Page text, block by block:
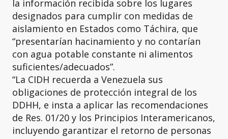
la información recibida sobre los lugares
designados para cumplir con medidas de
aislamiento en Estados como Táchira, que
“presentarían hacinamiento y no contarían
con agua potable constante ni alimentos
suficientes/adecuados”.
“La CIDH recuerda a Venezuela sus
obligaciones de protección integral de los
DDHH, e insta a aplicar las recomendaciones
de Res. 01/20 y los Principios Interamericanos,
incluyendo garantizar el retorno de personas